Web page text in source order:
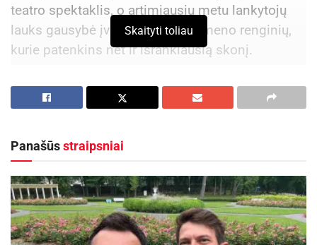
teatro spektaklis, o artimiausiu metu lankytojų
lauks gausybė įvairių kultūros ir meno renginių,
kurie patenkins net ir išrankiausią skonį.
Aktualios naujienos
2026-08-09
Netrukus Zarasuose – aktorinio meistriškumo
kursai su aktore Emilija Latėnaite
2026-08-08
Skaityti toliau
Panašūsstraipsniai